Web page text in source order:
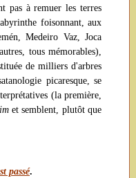
pas à remuer les terres
foisonnant, aux
Medeiro Vaz, Joca
tous mémorables),
de milliers d'arbres
picaresque, se
(la première,
et semblent, plutôt que
passé.